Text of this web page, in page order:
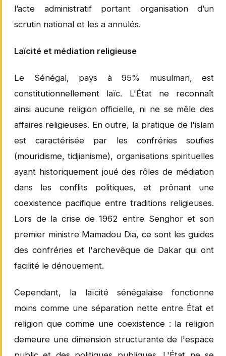
l’acte administratif portant organisation d’un
scrutin national et les a annulés.
Laïcité et médiation religieuse
Le Sénégal, pays à 95% musulman, est
constitutionnellement laïc. L'État ne reconnaît
ainsi aucune religion officielle, ni ne se mêle des
affaires religieuses. En outre, la pratique de l'islam
est caractérisée par les confréries soufies
(mouridisme, tidjianisme), organisations spirituelles
ayant historiquement joué des rôles de médiation
dans les conflits politiques, et prônant une
coexistence pacifique entre traditions religieuses.
Lors de la crise de 1962 entre Senghor et son
premier ministre Mamadou Dia, ce sont les guides
des confréries et l'archevêque de Dakar qui ont
facilité le dénouement.
Cependant, la laïcité sénégalaise fonctionne
moins comme une séparation nette entre État et
religion que comme une coexistence : la religion
demeure une dimension structurante de l'espace